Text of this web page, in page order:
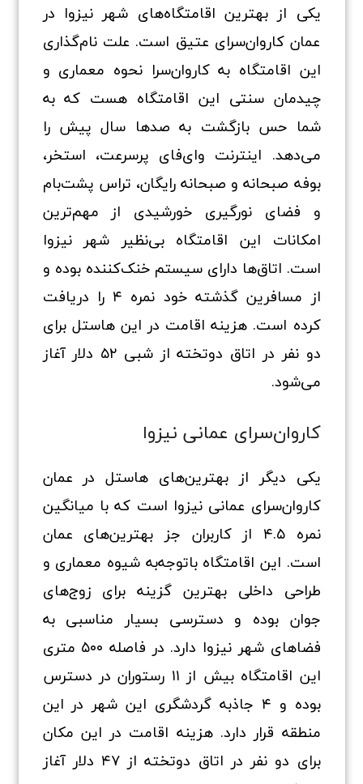
یکی از بهترین اقامتگاه‌های شهر نیزوا در
عمان کاروان‌سرای عتیق است. علت نام‌گذاری
این اقامتگاه به کاروان‌سرا نحوه معماری و
چیدمان سنتی این اقامتگاه هست که به
شما حس بازگشت به صدها سال پیش را
می‌دهد. اینترنت وای‌فای پرسرعت، استخر،
بوفه صبحانه و صبحانه رایگان، تراس پشت‌بام
و فضای نورگیری خورشیدی از مهم‌ترین
امکانات این اقامتگاه بی‌نظیر شهر نیزوا
است. اتاق‌ها دارای سیستم خنک‌کننده بوده و
از مسافرین گذشته خود نمره ۴ را دریافت
کرده است. هزینه اقامت در این هاستل برای
دو نفر در اتاق دوتخته از شبی ۵۲ دلار آغاز
می‌شود.
کاروان‌سرای عمانی نیزوا
یکی دیگر از بهترین‌های هاستل در عمان
کاروان‌سرای عمانی نیزوا است که با میانگین
نمره ۴.۵ از کاربران جز بهترین‌های عمان
است. این اقامتگاه باتوجه‌به شیوه معماری و
طراحی داخلی بهترین گزینه برای زوج‌های
جوان بوده و دسترسی بسیار مناسبی به
فضاهای شهر نیزوا دارد. در فاصله ۵۰۰ متری
این اقامتگاه بیش از ۱۱ رستوران در دسترس
بوده و ۴ جاذبه گردشگری این شهر در این
منطقه قرار دارد. هزینه اقامت در این مکان
برای دو نفر در اتاق دوتخته از ۴۷ دلار آغاز